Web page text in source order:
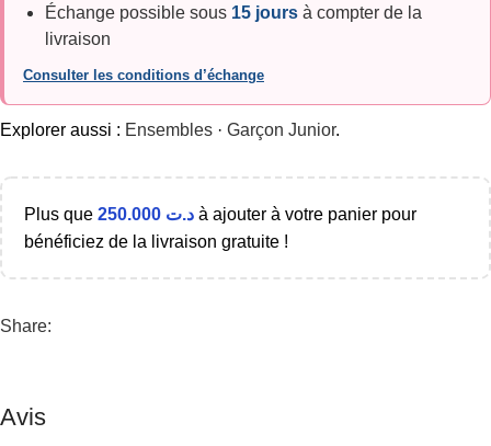
Échange possible sous 15 jours à compter de la
livraison
Consulter les conditions d’échange
Explorer aussi : Ensembles · Garçon Junior.
Plus que د.ت à ajouter à votre panier pour
bénéficiez de la livraison gratuite !
Share:
Avis